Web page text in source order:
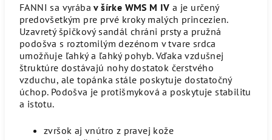
FANNI sa vyrábav šírke WMS M IV a je určený
predovšetkým pre prvé kroky malých princezien.
Uzavretý špičkový sandál chráni prsty a pružná
podošva s roztomilým dezénom v tvare srdca
umožňuje ľahký a ľahký pohyb. Vďaka vzdušnej
štruktúre dostávajú nohy dostatok čerstvého
vzduchu, ale topánka stále poskytuje dostatočný
úchop. Podošva je protišmyková a poskytuje stabilitu
a istotu.
zvršok aj vnútro z pravej kože